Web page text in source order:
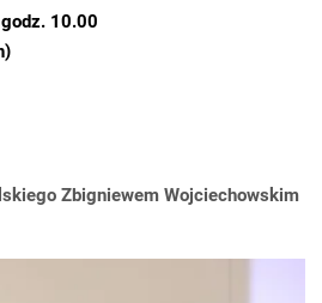
10.00
Zbigniewem Wojciechowskim